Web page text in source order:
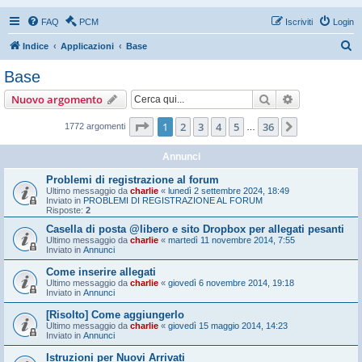
FAQ PCM Login
Iscriviti
Indice Applicazioni Base
Base
Nuovo argomento Cerca
1772 argomenti Pagina di 36
1 2 3 4 5 36
Annunci
Problemi di registrazione al forum
Ultimo messaggio da charlie « lunedì 2 settembre 2024, 18:49
Inviato in PROBLEMI DI REGISTRAZIONE AL FORUM
Risposte: 2
Casella di posta @libero e sito Dropbox per allegati pesanti
Ultimo messaggio da charlie « martedì 11 novembre 2014, 7:55
Inviato in Annunci
Come inserire allegati
Ultimo messaggio da charlie « giovedì 6 novembre 2014, 19:18
Inviato in Annunci
[Risolto] Come aggiungerlo
Ultimo messaggio da charlie « giovedì 15 maggio 2014, 14:23
Inviato in Annunci
Istruzioni per Nuovi Arrivati